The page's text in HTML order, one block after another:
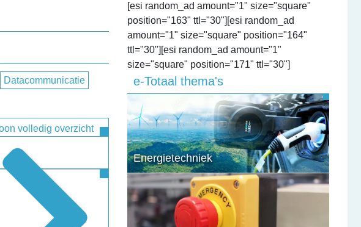
Datacommunicatie
volledig overzicht
[esi random_ad amount="1" size="square"
position="163" ttl="30"][esi random_ad
amount="1" size="square" position="164"
ttl="30"][esi random_ad amount="1"
size="square" position="171" ttl="30"]
e-Totaal thema's
Energietechniek